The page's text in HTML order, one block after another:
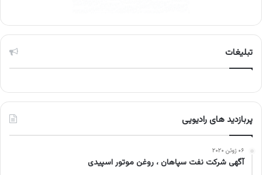
تبلیغات
پربازدید های رادیویی
۰۶ ژوئن ۲۰۲۰
آگهی شرکت نفت سپاهان ، روغن موتور اسپیدی